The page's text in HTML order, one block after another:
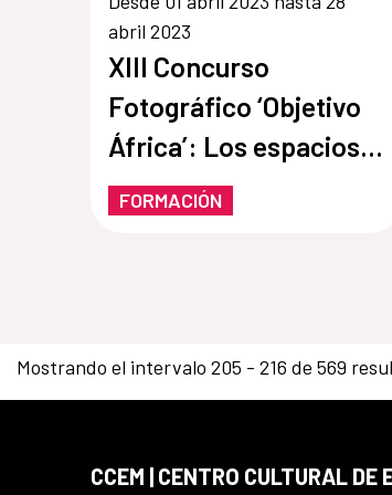
abril 2023
XIII Concurso
Fotográfico ‘Objetivo
África’: Los espacios
públicos en África
FORMACIÓN
Mostrando el intervalo 205 - 216 de 569
CCEM | CENTRO CULTURAL DE